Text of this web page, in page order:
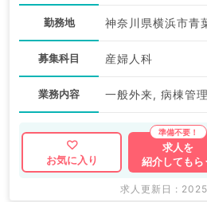
勤務地 神奈川県横浜市青
募集科目 産婦人科
業務内容
お気に入り
求人を
紹介してもら
求人更新日 :